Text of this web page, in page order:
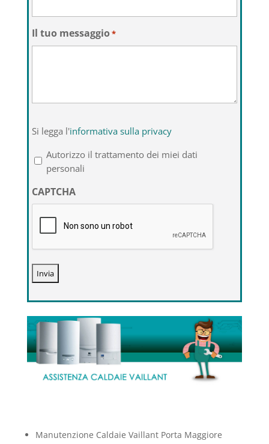
Il tuo messaggio*
legga
l'informativa
sulla
privacy
*
Si legga l'informativa sulla privacy
Autorizzo il trattamento dei miei dati
personali
CAPTCHA
Manutenzione Caldaie Vaillant Porta Maggiore